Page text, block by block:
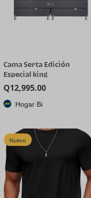
Cama Serta Edición
Especial king
Q12,995.00
Hogar Bi
Nuevo